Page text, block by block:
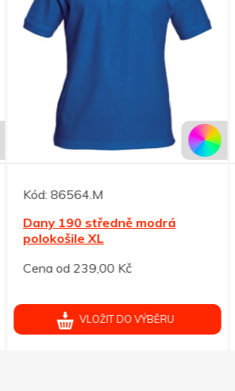
modrá
Kč
DO VÝBĚRU
Polokošile
Cena od